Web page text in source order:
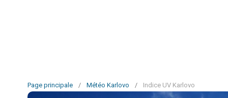
Page principale / Météo Karlovo / Indice UV Karlovo